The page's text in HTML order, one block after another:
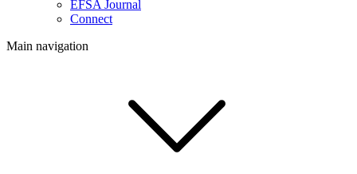
EFSA Journal
Connect
Main navigation